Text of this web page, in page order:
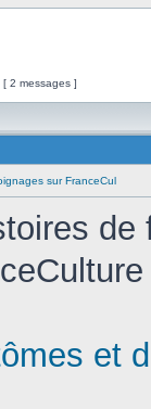
[ 2 messages ]
sur FranceCul
de
et